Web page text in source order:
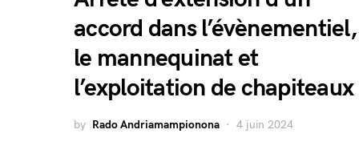
accord dans l’évènementiel,
le mannequinat et
l’exploitation de chapiteaux
by Rado Andriamampionona 4 juin 2024